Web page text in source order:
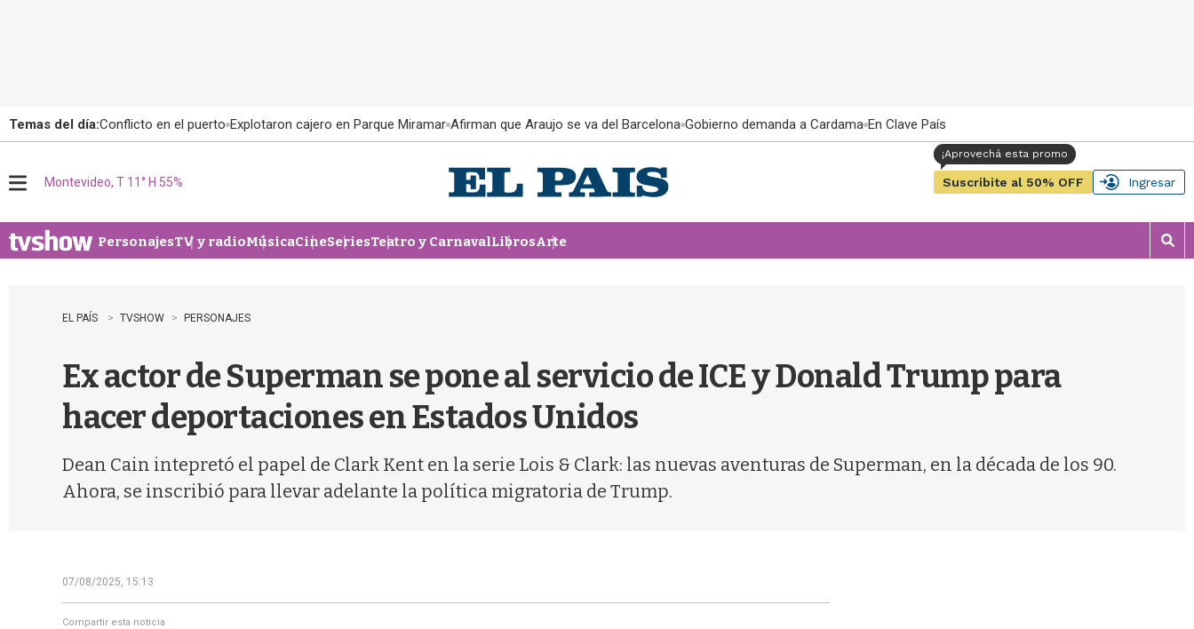
Temas del día:Conflicto en el puerto Explotaron cajero en Parque Miramar Afirman que Araujo se va del Barcelona Gobierno demanda a Cardama En Clave País
u
Montevideo, T 11° H 55% Suscribite al 50% OFF Ingresar
PersonajesTV y radioMúsicaCineSeriesTeatro y CarnavalLibrosArte
M
o
EL PAÍS TVSHOW PERSONAJES
Ex actor de Superman se pone al servicio de ICE y Donald Trump para
hacer deportaciones en Estados Unidos
Dean Cain intepretó el papel de Clark Kent en la serie Lois & Clark: las nuevas aventuras de Superman, en la década de los 90.
Ahora, se inscribió para llevar adelante la política migratoria de Trump.
07/08/2025, 15:13
Compartir esta noticia